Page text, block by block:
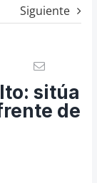
Siguiente
sitúa
de